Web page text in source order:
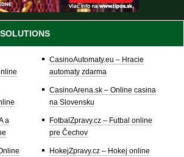
a
CasinoAutomaty.eu – Hracie
automaty zdarma
CasinoArena.sk – Online casina
na Slovensku
FotbalZpravy.cz – Futbal online
pre Čechov
HokejZpravy.cz – Hokej online